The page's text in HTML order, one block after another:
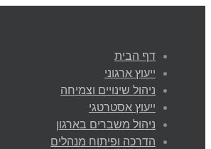
דף הבית
ייעוץ ארגוני
ניהול שינויים וצמיחה
ייעוץ אסטרטגי
ניהול משברים בארגון
הדרכה ופיתוח מנהלים